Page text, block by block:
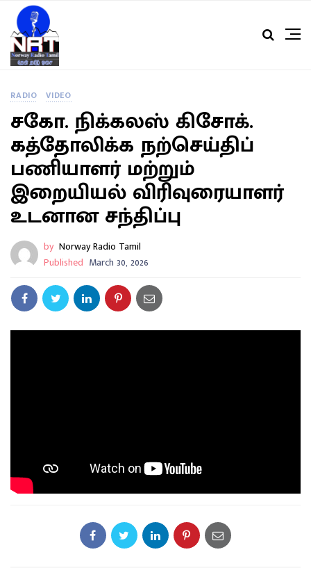
RADIO VIDEO
சகோ. நிக்கலஸ் கிசோக்.
கத்தோலிக்க நற்செய்திப்
பணியாளர் மற்றும்
இறையியல் விரிவுரையாளர்
உடனான சந்திப்பு
by Norway Radio Tamil
Published March 30, 2026